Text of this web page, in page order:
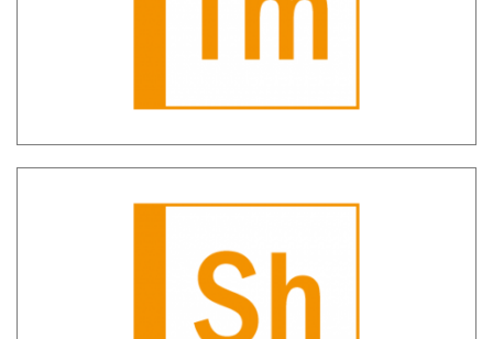
Sherlock – Gestione Archivio Unico
Informatico